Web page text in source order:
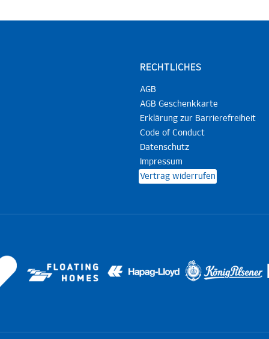
RECHTLICHES
AGB
AGB Geschenkkarte
Erklärung zur Barrierefreiheit
Code of Conduct
Datenschutz
Impressum
Vertrag widerrufen